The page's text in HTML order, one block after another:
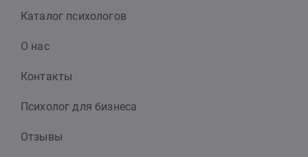
Каталог психологов
О нас
Контакты
Психолог для бизнеса
Отзывы